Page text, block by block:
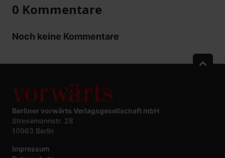
0 Kommentare
Noch keine Kommentare
Berliner vorwärts Verlagsgesellschaft mbH
Stresemannstr. 28
10963 Berlin
Impressum